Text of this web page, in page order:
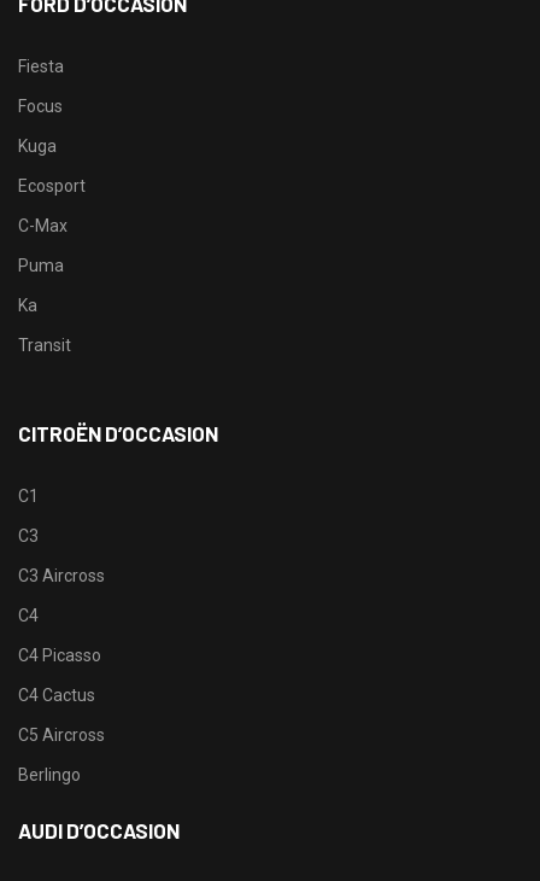
Fiesta
Focus
Kuga
Ecosport
C-Max
Puma
Ka
Transit
CITROËN D’OCCASION
C1
C3
C3 Aircross
C4
C4 Picasso
C4 Cactus
C5 Aircross
Berlingo
AUDI D’OCCASION